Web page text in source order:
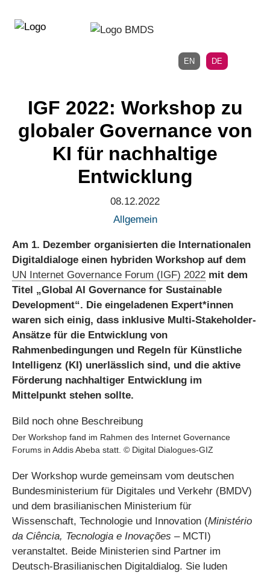
zum
EN DE
IGF 2022: Workshop zu
globaler Governance von
KI für nachhaltige
Entwicklung
08.12.2022
Allgemein
Am 1. Dezember organisierten die Internationalen
Digitaldialoge einen hybriden Workshop auf dem
UN Internet Governance Forum (IGF) 2022 mit dem
Titel „Global AI Governance for Sustainable
Development“. Die eingeladenen Expert*innen
waren sich einig, dass inklusive Multi-Stakeholder-
Ansätze für die Entwicklung von
Rahmenbedingungen und Regeln für Künstliche
Intelligenz (KI) unerlässlich sind, und die aktive
Förderung nachhaltiger Entwicklung im
Mittelpunkt stehen sollte.
Der Workshop fand im Rahmen des Internet Governance
Forums in Addis Abeba statt. © Digital Dialogues-GIZ
Der Workshop wurde gemeinsam vom deutschen
Bundesministerium für Digitales und Verkehr (BMDV)
und dem brasilianischen Ministerium für
Wissenschaft, Technologie und Innovation (Ministério
da Ciência, Tecnologia e Inovações – MCTI)
veranstaltet. Beide Ministerien sind Partner im
Deutsch-Brasilianischen Digitaldialog. Sie luden